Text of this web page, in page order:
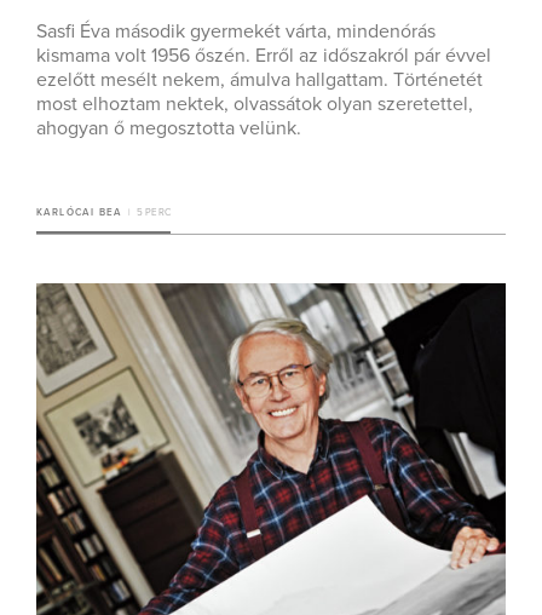
Sasfi Éva második gyermekét várta, mindenórás
kismama volt 1956 őszén. Erről az időszakról pár évvel
ezelőtt mesélt nekem, ámulva hallgattam. Történetét
most elhoztam nektek, olvassátok olyan szeretettel,
ahogyan ő megosztotta velünk.
KARLÓCAI BEA 5 PERC